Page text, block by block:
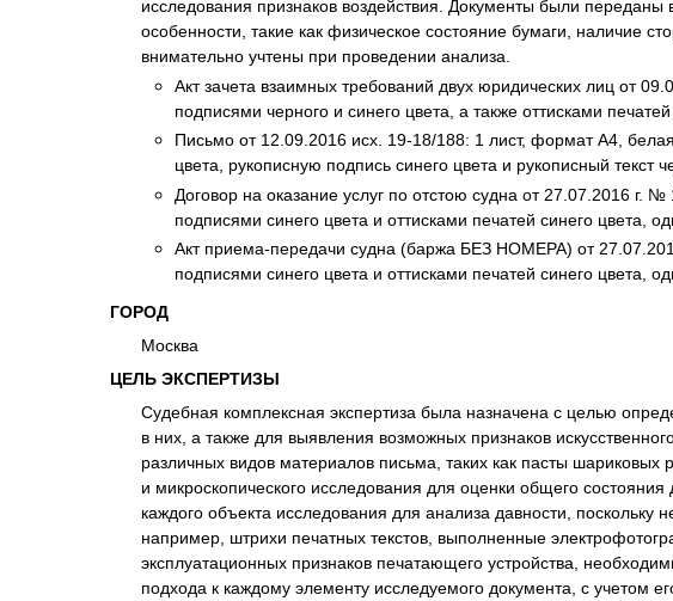
Психиатрическая экспертиза
Рецензия на экспертное
Фоноскопическая экспертиза
Экономическая экспертиза
исследования признаков воздействия. Документы были
особенности, такие как физическое состояние бумаги, наличие
внимательно учтены при проведении анализа.
Акт зачета взаимных требований двух юридических лиц от
подписями черного и синего цвета, а также оттисками
Письмо от 12.09.2016 исх. 19-18/188: 1 лист, формат А4,
цвета, рукописную подпись синего цвета и рукописный текст
Договор на оказание услуг по отстою судна от 27.07.2016
подписями синего цвета и оттисками печатей синего цвета,
Акт приема-передачи судна (баржа БЕЗ НОМЕРА) от
подписями синего цвета и оттисками печатей синего цвета,
ГОРОД
Москва
ЦЕЛЬ ЭКСПЕРТИЗЫ
Судебная комплексная экспертиза была назначена с целью
в них, а также для выявления возможных признаков
различных видов материалов письма, таких как пасты
и микроскопического исследования для оценки общего
каждого объекта исследования для анализа давности,
например, штрихи печатных текстов, выполненные
эксплуатационных признаков печатающего устройства,
подхода к каждому элементу исследуемого документа, с учетом